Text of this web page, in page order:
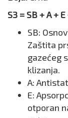
S3 = SB + A +
SB:
Zaštita
gazećeg
klizanja.
A:
E:
otporan